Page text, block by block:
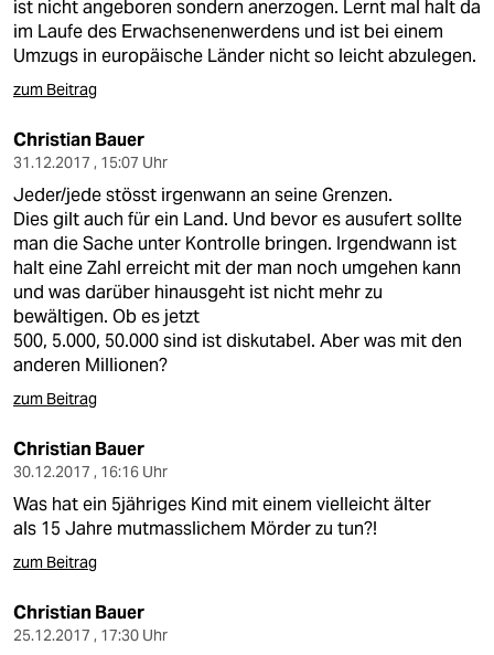
ist nicht angeboren sondern anerzogen. Lernt mal halt da
im Laufe des Erwachsenenwerdens und ist bei einem
Umzugs in europäische Länder nicht so leicht abzulegen.
zum Beitrag
Christian Bauer
31.12.2017 , 15:07 Uhr
Jeder/jede stösst irgenwann an seine Grenzen.
Dies gilt auch für ein Land. Und bevor es ausufert sollte
man die Sache unter Kontrolle bringen. Irgendwann ist
halt eine Zahl erreicht mit der man noch umgehen kann
und was darüber hinausgeht ist nicht mehr zu
bewältigen. Ob es jetzt
500, 5.000, 50.000 sind ist diskutabel. Aber was mit den
anderen Millionen?
zum Beitrag
Christian Bauer
30.12.2017 , 16:16 Uhr
Was hat ein 5jähriges Kind mit einem vielleicht älter
als 15 Jahre mutmasslichem Mörder zu tun?!
zum Beitrag
Christian Bauer
25.12.2017 , 17:30 Uhr